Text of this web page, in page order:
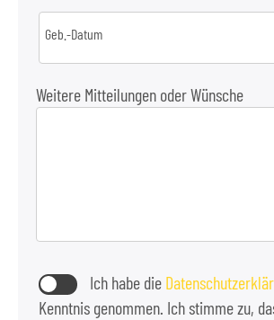
Geb.-Datum
Weitere Mitteilungen oder Wünsche
Ich habe die
Kenntnis genommen. Ich stimme zu,